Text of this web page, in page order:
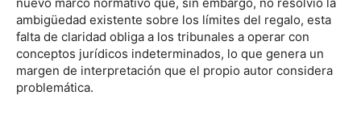
ambigüedad existente sobre los límites del regalo, esta
falta de claridad obliga a los tribunales a operar con
conceptos jurídicos indeterminados, lo que genera un
margen de interpretación que el propio autor considera
problemática.